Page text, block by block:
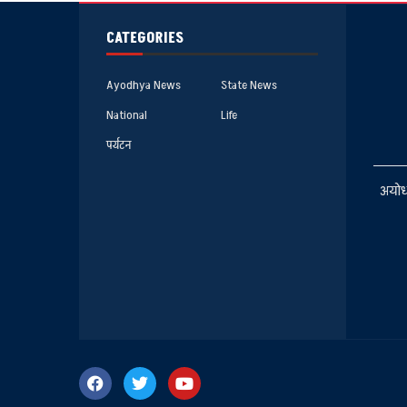
CATEGORIES
Ayodhya News
State News
National
Life
पर्यटन